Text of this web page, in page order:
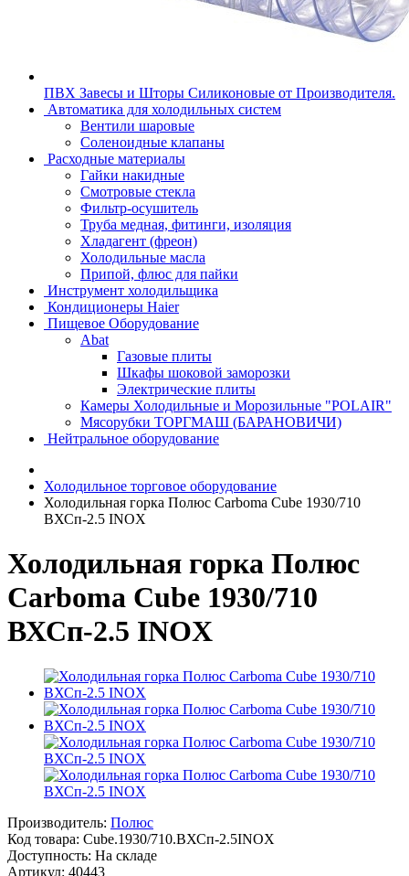
ПВХ Завесы и Шторы Силиконовые от Производителя.
Автоматика для холодильных систем
Вентили шаровые
Соленоидные клапаны
Расходные материалы
Гайки накидные
Смотровые стекла
Фильтр-осушитель
Труба медная, фитинги, изоляция
Хладагент (фреон)
Холодильные масла
Припой, флюс для пайки
Инструмент холодильщика
Кондиционеры Haier
Пищевое Оборудование
Abat
Газовые плиты
Шкафы шоковой заморозки
Электрические плиты
Камеры Холодильные и Морозильные "POLAIR"
Мясорубки ТОРГМАШ (БАРАНОВИЧИ)
Нейтральное оборудование
Холодильное торговое оборудование
Холодильная горка Полюс Carboma Cube 1930/710
ВХСп-2.5 INOX
Холодильная горка Полюс
Carboma Cube 1930/710
ВХСп-2.5 INOX
Производитель: Полюс
Код товара: Cube.1930/710.ВХСп-2.5INOX
Доступность: На складе
Артикул: 40443